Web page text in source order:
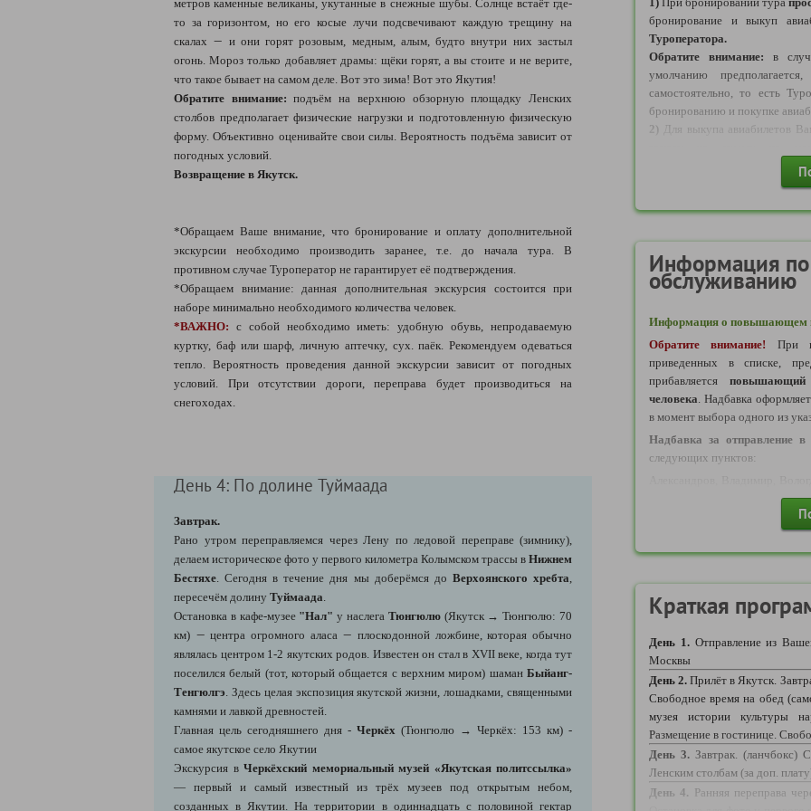
метров каменные великаны, укутанные в снежные шубы. Солнце встаёт где-
то за горизонтом, но его косые лучи подсвечивают каждую трещину на
скалах — и они горят розовым, медным, алым, будто внутри них застыл
огонь. Мороз только добавляет драмы: щёки горят, а вы стоите и не верите,
что такое бывает на самом деле. Вот это зима! Вот это Якутия!
Обратите внимание: подъём на верхнюю обзорную площадку Ленских
столбов предполагает физические нагрузки и подготовленную физическую
форму. Объективно оценивайте свои силы. Вероятность подъёма зависит от
погодных условий.
Возвращение в Якутск.
*Обращаем Ваше внимание, что бронирование и оплату дополнительной
экскурсии необходимо производить заранее, т.е. до начала тура. В
противном случае Туроператор не гарантирует её подтверждения.
*Обращаем внимание: данная дополнительная экскурсия состоится при
наборе минимально необходимого количества человек.
*ВАЖНО: с собой необходимо иметь: удобную обувь, непродаваемую
куртку, баф или шарф, личную аптечку, сух. паёк. Рекомендуем одеваться
тепло. Вероятность проведения данной экскурсии зависит от погодных
условий. При отсутствии дороги, переправа будет производиться на
снегоходах.
День 4: По долине Туймаада
Завтрак.
Рано утром переправляемся через Лену по ледовой переправе (зимнику),
делаем историческое фото у первого километра Колымском трассы в Нижнем
Бестяхе . Сегодня в течение дня мы доберёмся до Верхоянского хребта
пересечём долину Туймаада
Остановка в кафе-музее "Нал" у наслега Тюнгюлю(Якутск → Тюнгюлю: 70
км) — центра огромного аласа — плоскодонной ложбине, которая обычно
являлась центром 1-2 якутских родов. Известен он стал в XVII веке, когда тут
поселился белый (тот, который общается с верхним миром) шаман Быйанг-
Тенгюлгэ . Здесь целая экспозиция якутской жизни, лошадками, священными
камнями и лавкой древностей.
Главная цель сегодняшнего дня - Черкёх (Тюнгюлю → Черкёх: 153 км) -
самое якутское село Якутии
Экскурсия в Черкёхский мемориальный музей «Якутская политссылка»
— первый и самый известный из трёх музеев под открытым небом,
созданных в Якутии. На территории в одиннадцать с половиной гектар
- на даты 26.03-04.04.2027:
* Стоимость актуальна на
Нормы провоза багажа а/к
Тариф без багажа:
трех измерений: высота,
- 1 сумка ручная кладь весом
трех измерений: высота,
Тарифневозвратный,
плату.
бронирование и выкуп
Туроператора.
Обратите внимание: в
умолчанию
самостоятельно, то есть
бронированию и покупке
2) Для выкупа авиабилетов
прикрепить платежное
выкупаются Туроператором
также пересчитан с учетом
3)Обратите внимание!
осуществляется в рабочее
выкуп авиабилетов будет
актуальной стоимости (то
от той, что была в день
4)ВАЖНО:по каждому
оформление этого билета в
сервисный сбор входит в
отражена в ваучере.
возврате авиабилета по
или непосредственно
авиабилетов прикрепить
- Приобретать авиабилеты
на сайте Туроператора в
- Если планируется
рейсы другой
аэропорта, то это
согласовании с
в данном случае
стоимость данного
группе на маршруте туристы
Информация по
обслуживанию
Информация о повышающем
Обратите внимание!
При
приведенных в списке,
прибавляется повышающий
человека . Надбавка
в момент выбора одного из
Надбавка за отправление
следующих пунктов:
Переславль-Залесский,
Посад, Тутаев, Углич,
Надбавка за отправление
следующих пунктов:
(Воскресенск, Дмитров,
Солнечногорск, Талдом,
Надбавка за отправление
следующих пунктов:
Гороховец, Дзержинск,
Надбавка за отправление
следующих пунктов:
Балахна, Заволжье.
Информация по транспорту
Краткая
День 1. Отправление из
Москвы
День 2. Прилёт в Якутск.
Свободное время на обед
музея истории культуры
Размещение в гостинице.
День 3. Завтрак. (ланчбокс)
Ленским столбам (за доп.
День 4. Ранняя переправа